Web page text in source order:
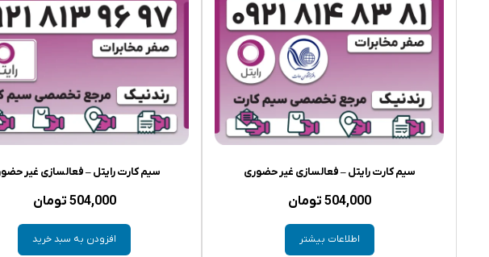
سیم کارت رایتل – فعالسازی غیر حضوری
504,000 تومان
اطلاعات بیشتر
سیم کارت رایتل – فعالسازی غیر
504,000 تومان
افزودن به سبد خرید